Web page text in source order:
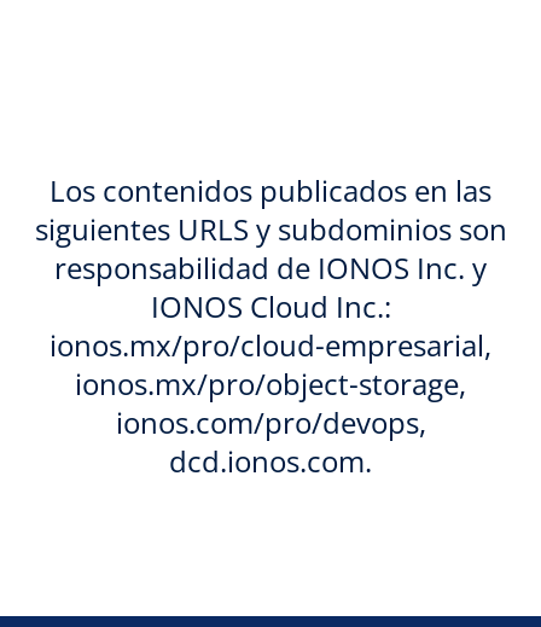
Los contenidos publicados en las
siguientes URLS y subdominios son
responsabilidad de IONOS Inc. y
IONOS Cloud Inc.:
ionos.mx/pro/cloud-empresarial,
ionos.mx/pro/object-storage,
ionos.com/pro/devops,
dcd.ionos.com.